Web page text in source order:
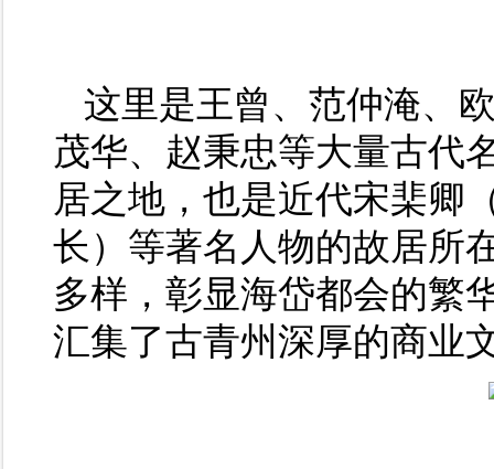
这里是王曾、范仲淹、
茂华、赵秉忠等大量古代
居之地，也是近代宋棐卿
长）等著名人物的故居所
多样，彰显海岱都会的繁
汇集了古青州深厚的商业